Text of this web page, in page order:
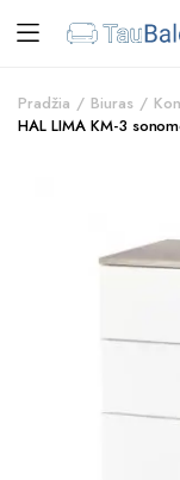
Pradžia Biuras
HAL LIMA KM-3